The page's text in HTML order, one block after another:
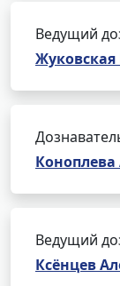
Ведущий
Жуковская
Ведущий
Ксёнцев